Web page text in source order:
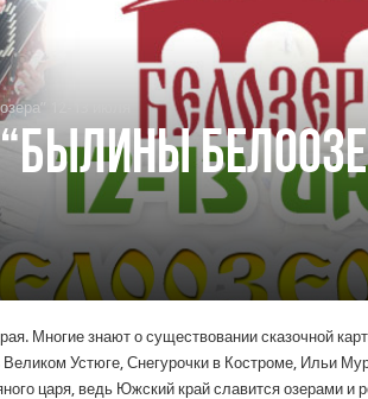
12-13 июля
Многие знают о существовании сказочной
Устюге, Снегурочки в Костроме, Ильи
царя, ведь Южский край славится озерами и